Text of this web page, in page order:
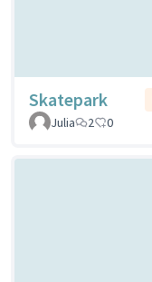
Skatepark
Julia
2 0